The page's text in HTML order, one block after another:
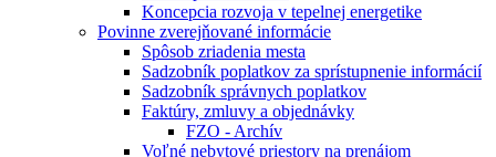
Koncepcia rozvoja v tepelnej energetike
Povinne zverejňované informácie
Spôsob zriadenia mesta
Sadzobník poplatkov za sprístupnenie informácií
Sadzobník správnych poplatkov
Faktúry, zmluvy a objednávky
FZO - Archív
Voľné nebytové priestory na prenájom